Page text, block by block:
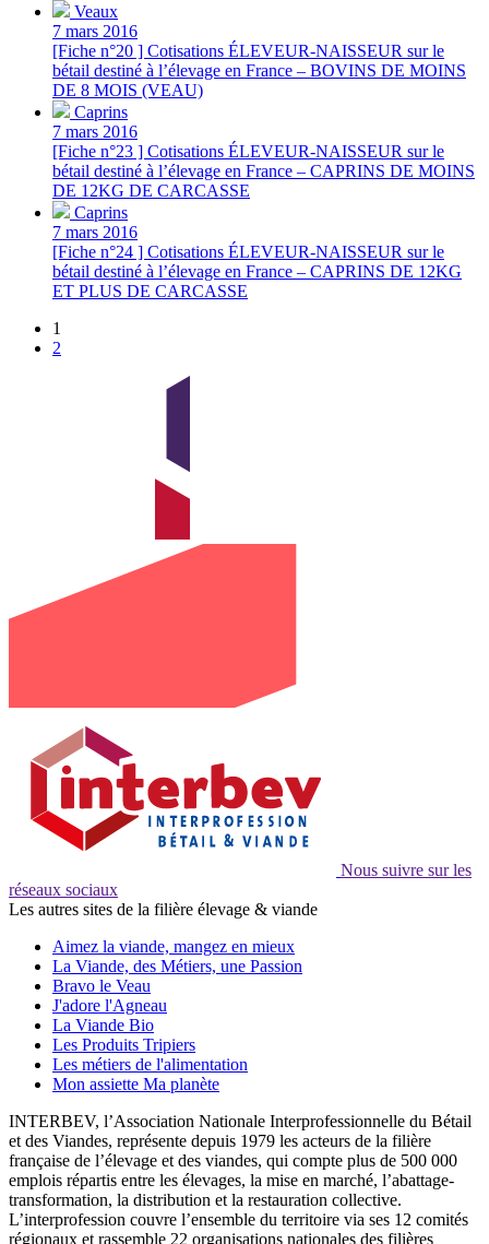
Veaux
7 mars 2016
[Fiche n°20 ] Cotisations ÉLEVEUR-NAISSEUR sur le
bétail destiné à l’élevage en France – BOVINS DE MOINS
DE 8 MOIS (VEAU)
Caprins
7 mars 2016
[Fiche n°23 ] Cotisations ÉLEVEUR-NAISSEUR sur le
bétail destiné à l’élevage en France – CAPRINS DE MOINS
DE 12KG DE CARCASSE
Caprins
7 mars 2016
[Fiche n°24 ] Cotisations ÉLEVEUR-NAISSEUR sur le
bétail destiné à l’élevage en France – CAPRINS DE 12KG
ET PLUS DE CARCASSE
1
2
Nous suivre sur les
réseaux sociaux
Les autres sites de la filière élevage & viande
Aimez la viande, mangez en mieux
La Viande, des Métiers, une Passion
Bravo le Veau
J'adore l'Agneau
La Viande Bio
Les Produits Tripiers
Les métiers de l'alimentation
Mon assiette Ma planète
INTERBEV, l’Association Nationale Interprofessionnelle du Bétail
et des Viandes, représente depuis 1979 les acteurs de la filière
française de l’élevage et des viandes, qui compte plus de 500 000
emplois répartis entre les élevages, la mise en marché, l’abattage-
transformation, la distribution et la restauration collective.
L’interprofession couvre l’ensemble du territoire via ses 12 comités
régionaux et rassemble 22 organisations nationales des filières